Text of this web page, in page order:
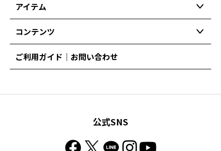
アイテム
コンテンツ
ご利用ガイド｜お問い合わせ
公式SNS